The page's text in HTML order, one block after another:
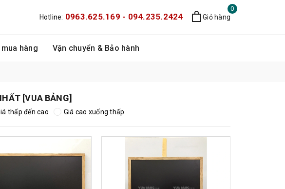
Hotline: 0963.625.169 - 094.235.2424
0
Giỏ hàng
hàng Vận chuyển & Bảo hành
[VUA BẢNG]
thấp đến cao Giá cao xuống thấp